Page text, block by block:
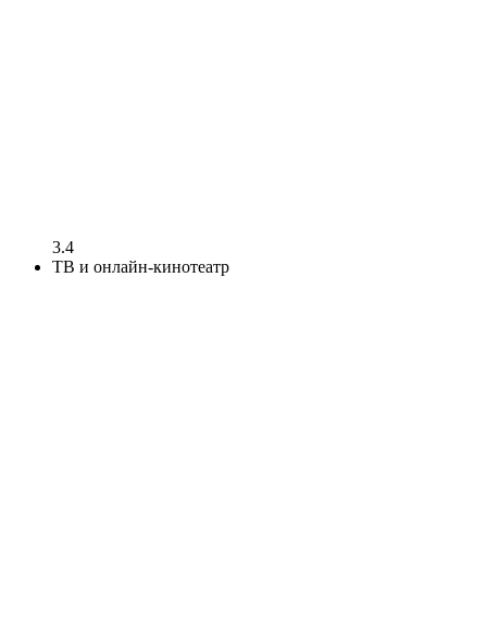
3.4
ТВ и онлайн-кинотеатр